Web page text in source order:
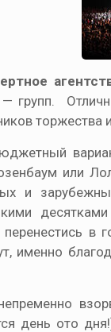
групп.
торжества
или
и
в
именно
день ото